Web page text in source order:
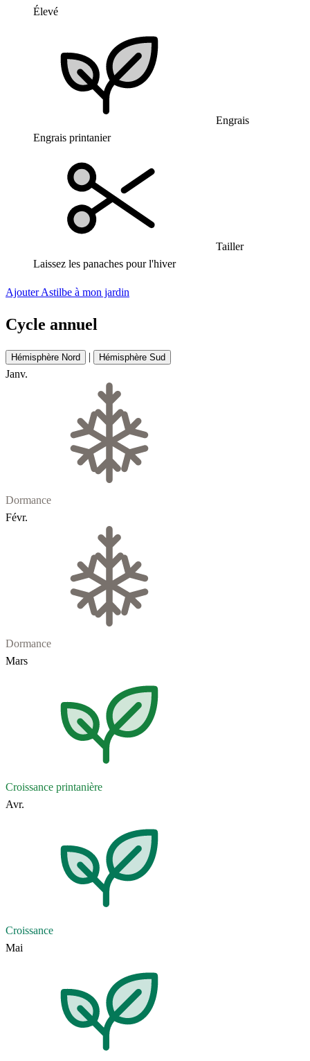
Élevé
Engrais
Engrais printanier
Tailler
Laissez les panaches pour l'hiver
Ajouter Astilbe à mon jardin
Cycle annuel
Hémisphère Nord | Hémisphère Sud
Janv.
Dormance
Févr.
Dormance
Mars
Croissance printanière
Avr.
Croissance
Mai